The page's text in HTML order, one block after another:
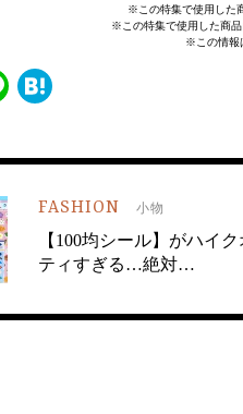
※この特集で使用した
※この特集で使用した商
※この情報
Line
FASHION 小物
【100均シール】がハイク
ティすぎる…絶対…